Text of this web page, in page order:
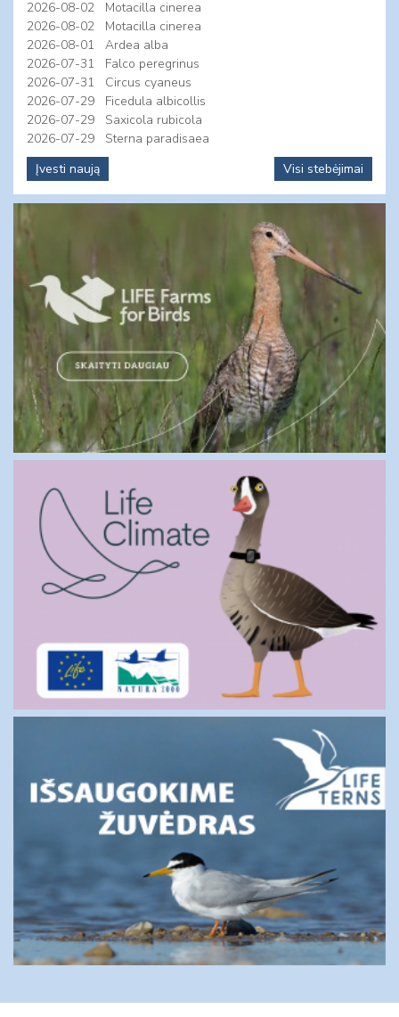
2026-08-02
Motacilla cinerea
2026-08-02
Motacilla cinerea
2026-08-01
Ardea alba
2026-07-31
Falco peregrinus
2026-07-31
Circus cyaneus
2026-07-29
Ficedula albicollis
2026-07-29
Saxicola rubicola
2026-07-29
Sterna paradisaea
Įvesti naują
Visi stebėjimai